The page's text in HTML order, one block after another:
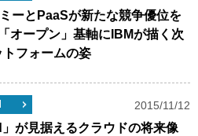
ーとPaaSが新たな競争優位を
オープン」基軸にIBMが描く次
フォームの姿
2015/11/12
」が見据えるクラウドの将来像